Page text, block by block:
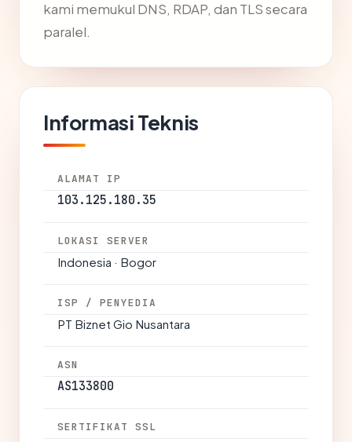
kami memukul DNS, RDAP, dan TLS secara
paralel.
Informasi Teknis
ALAMAT IP
103.125.180.35
LOKASI SERVER
Indonesia · Bogor
ISP / PENYEDIA
PT Biznet Gio Nusantara
ASN
AS133800
SERTIFIKAT SSL